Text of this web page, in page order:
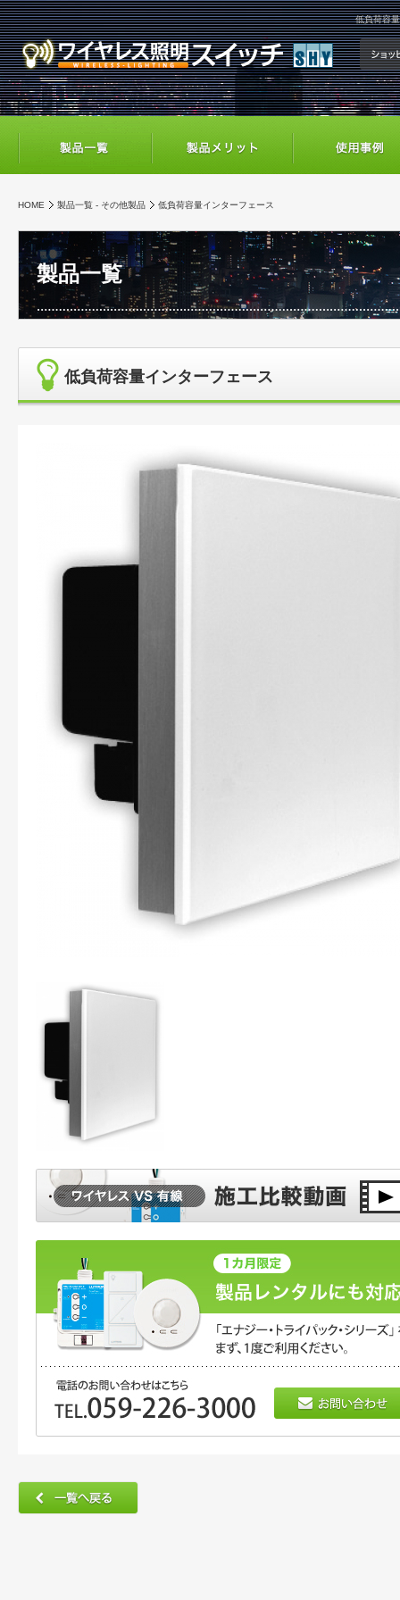
低負荷容
HOME 製品一覧 - その他製品 低負荷容量インターフェース
製品一覧
低負荷容量インターフェース